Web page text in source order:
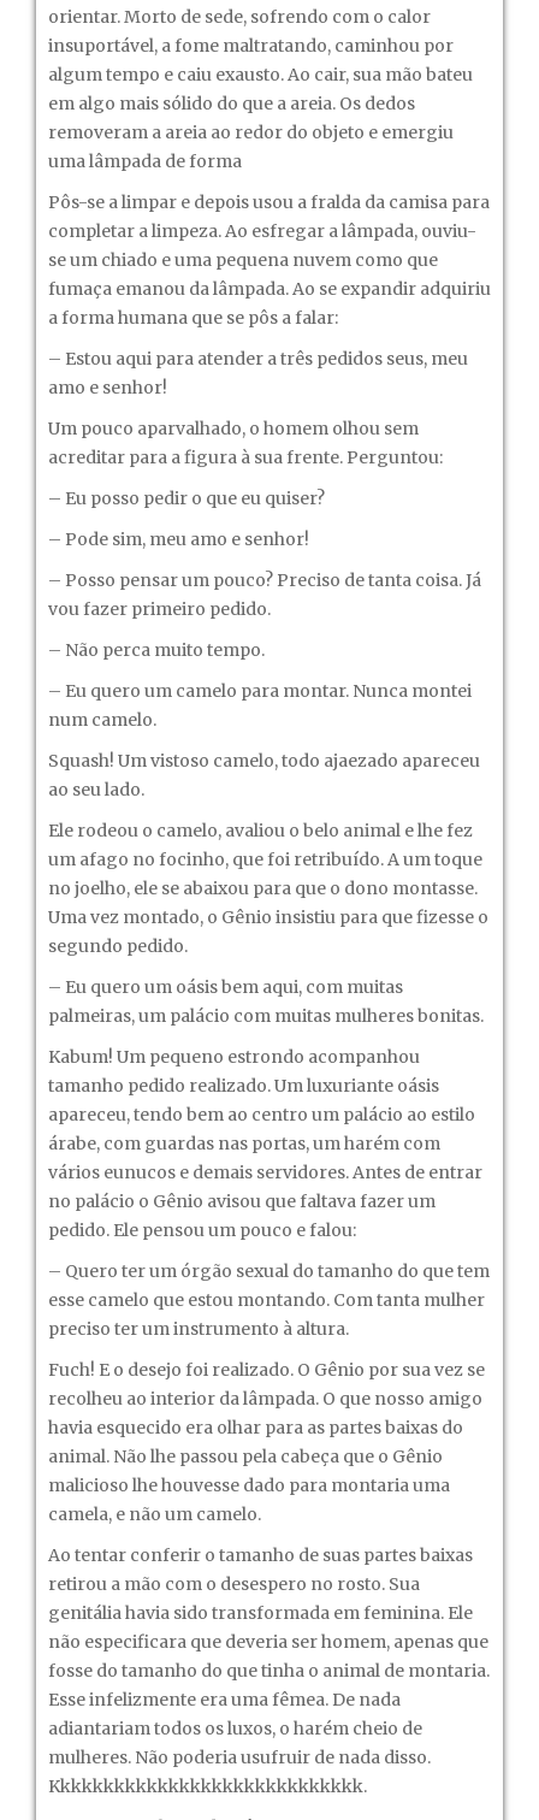
orientar. Morto de sede, sofrendo com o calor
insuportável, a fome maltratando, caminhou por
algum tempo e caiu exausto. Ao cair, sua mão bateu
em algo mais sólido do que a areia. Os dedos
removeram a areia ao redor do objeto e emergiu
uma lâmpada de forma
Pôs-se a limpar e depois usou a fralda da camisa para
completar a limpeza. Ao esfregar a lâmpada, ouviu-
se um chiado e uma pequena nuvem como que
fumaça emanou da lâmpada. Ao se expandir adquiriu
a forma humana que se pôs a falar:
– Estou aqui para atender a três pedidos seus, meu
amo e senhor!
Um pouco aparvalhado, o homem olhou sem
acreditar para a figura à sua frente. Perguntou:
– Eu posso pedir o que eu quiser?
– Pode sim, meu amo e senhor!
– Posso pensar um pouco? Preciso de tanta coisa. Já
vou fazer primeiro pedido.
– Não perca muito tempo.
– Eu quero um camelo para montar. Nunca montei
num camelo.
Squash! Um vistoso camelo, todo ajaezado apareceu
ao seu lado.
Ele rodeou o camelo, avaliou o belo animal e lhe fez
um afago no focinho, que foi retribuído. A um toque
no joelho, ele se abaixou para que o dono montasse.
Uma vez montado, o Gênio insistiu para que fizesse o
segundo pedido.
– Eu quero um oásis bem aqui, com muitas
palmeiras, um palácio com muitas mulheres bonitas.
Kabum! Um pequeno estrondo acompanhou
tamanho pedido realizado. Um luxuriante oásis
apareceu, tendo bem ao centro um palácio ao estilo
árabe, com guardas nas portas, um harém com
vários eunucos e demais servidores. Antes de entrar
no palácio o Gênio avisou que faltava fazer um
pedido. Ele pensou um pouco e falou:
– Quero ter um órgão sexual do tamanho do que tem
esse camelo que estou montando. Com tanta mulher
preciso ter um instrumento à altura.
Fuch! E o desejo foi realizado. O Gênio por sua vez se
recolheu ao interior da lâmpada. O que nosso amigo
havia esquecido era olhar para as partes baixas do
animal. Não lhe passou pela cabeça que o Gênio
malicioso lhe houvesse dado para montaria uma
camela, e não um camelo.
Ao tentar conferir o tamanho de suas partes baixas
retirou a mão com o desespero no rosto. Sua
genitália havia sido transformada em feminina. Ele
não especificara que deveria ser homem, apenas que
fosse do tamanho do que tinha o animal de montaria.
Esse infelizmente era uma fêmea. De nada
adiantariam todos os luxos, o harém cheio de
mulheres. Não poderia usufruir de nada disso.
Kkkkkkkkkkkkkkkkkkkkkkkkkkkkk.